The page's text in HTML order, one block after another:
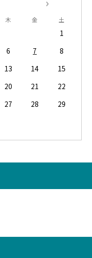
木 金 土
1
6 7
8
13 14
15
20 21
22
27 28
29